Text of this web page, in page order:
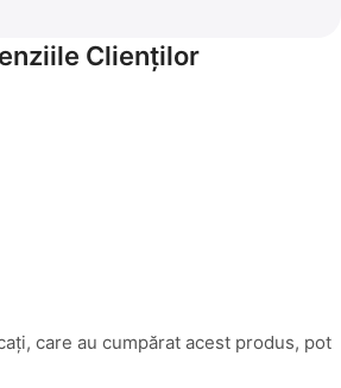
Clienților
care au cumpărat acest produs, pot